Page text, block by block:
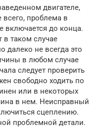
двигателе,
проблема в
включается до конца.
в таком случае
далеко не всегда это
в любом случае
следует проверить
свободно ходить по
или в некоторых
в нем. Неисправный
сцеплению.
проблемной детали.